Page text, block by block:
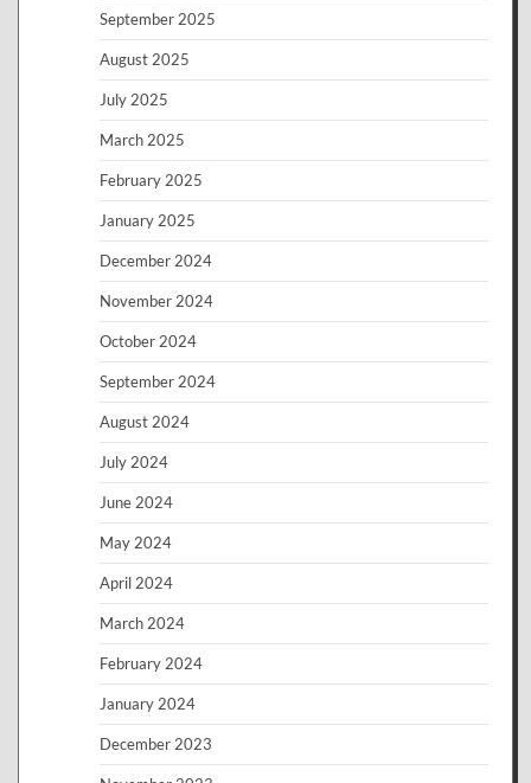
September 2025
August 2025
July 2025
March 2025
February 2025
January 2025
December 2024
November 2024
October 2024
September 2024
August 2024
July 2024
June 2024
May 2024
April 2024
March 2024
February 2024
January 2024
December 2023